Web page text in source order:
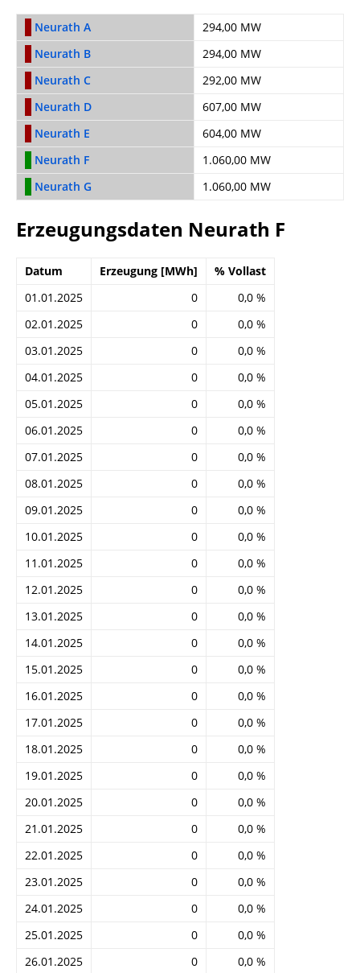
Neurath A
294,00 MW
Neurath B
294,00 MW
Neurath C
292,00 MW
Neurath D
607,00 MW
Neurath E
604,00 MW
Neurath F
1.060,00 MW
Neurath G
1.060,00 MW
Erzeugungsdaten Neurath F
Datum Erzeugung [MWh]
% Vollast
01.01.2025
0
0,0 %
02.01.2025
0
0,0 %
03.01.2025
0
0,0 %
04.01.2025
0
0,0 %
05.01.2025
0
0,0 %
06.01.2025
0
0,0 %
07.01.2025
0
0,0 %
08.01.2025
0
0,0 %
09.01.2025
0
0,0 %
10.01.2025
0
0,0 %
11.01.2025
0
0,0 %
12.01.2025
0
0,0 %
13.01.2025
0
0,0 %
14.01.2025
0
0,0 %
15.01.2025
0
0,0 %
16.01.2025
0
0,0 %
17.01.2025
0
0,0 %
18.01.2025
0
0,0 %
19.01.2025
0
0,0 %
20.01.2025
0
0,0 %
21.01.2025
0
0,0 %
22.01.2025
0
0,0 %
23.01.2025
0
0,0 %
24.01.2025
0
0,0 %
25.01.2025
0
0,0 %
26.01.2025
0 0,0 %